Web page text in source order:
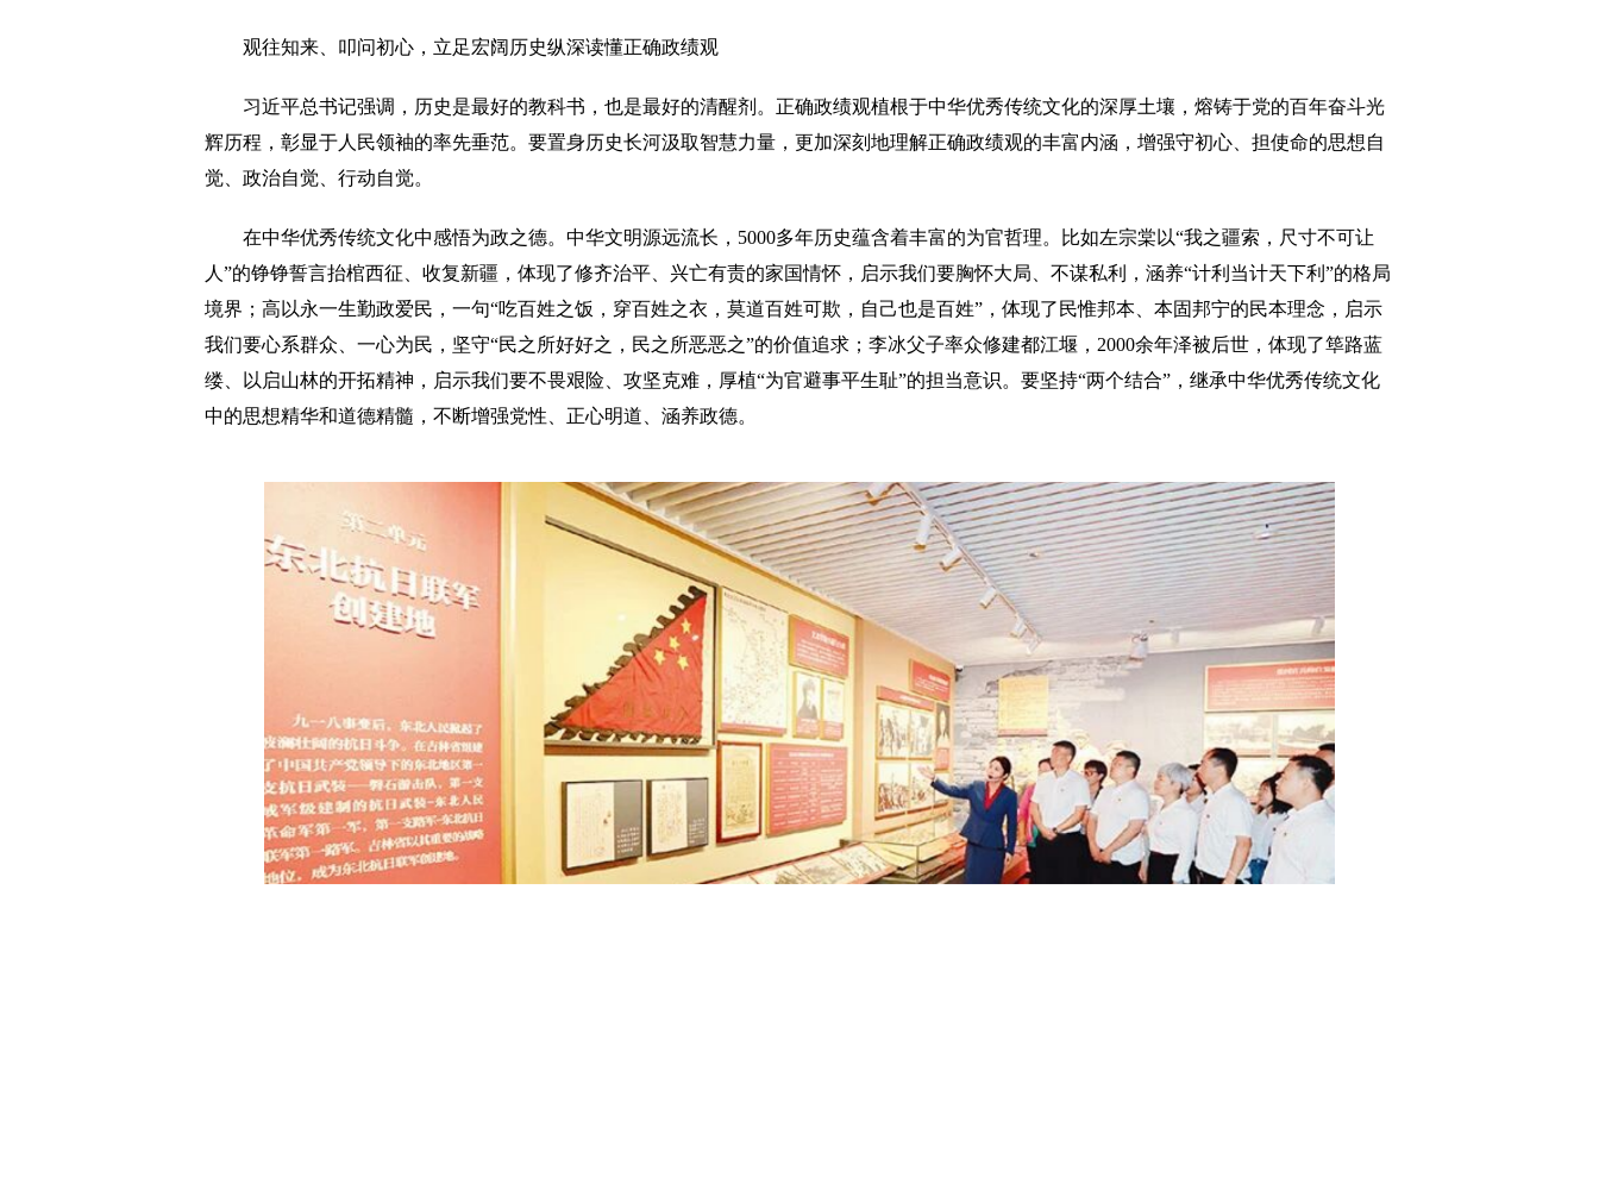
观往知来、叩问初心，立足宏阔历史纵深读懂正确政绩观
习近平总书记强调，历史是最好的教科书，也是最好的清醒剂。正确政绩观植根于中华优秀传统文化的深厚土壤，熔铸于党的百年奋斗光
辉历程，彰显于人民领袖的率先垂范。要置身历史长河汲取智慧力量，更加深刻地理解正确政绩观的丰富内涵，增强守初心、担使命的思想自
觉、政治自觉、行动自觉。
在中华优秀传统文化中感悟为政之德。中华文明源远流长，5000多年历史蕴含着丰富的为官哲理。比如左宗棠以“我之疆索，尺寸不可让
人”的铮铮誓言抬棺西征、收复新疆，体现了修齐治平、兴亡有责的家国情怀，启示我们要胸怀大局、不谋私利，涵养“计利当计天下利”的格局
境界；高以永一生勤政爱民，一句“吃百姓之饭，穿百姓之衣，莫道百姓可欺，自己也是百姓”，体现了民惟邦本、本固邦宁的民本理念，启示
我们要心系群众、一心为民，坚守“民之所好好之，民之所恶恶之”的价值追求；李冰父子率众修建都江堰，2000余年泽被后世，体现了筚路蓝
缕、以启山林的开拓精神，启示我们要不畏艰险、攻坚克难，厚植“为官避事平生耻”的担当意识。要坚持“两个结合”，继承中华优秀传统文化
中的思想精华和道德精髓，不断增强党性、正心明道、涵养政德。